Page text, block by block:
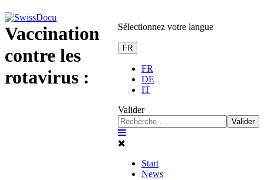
Sélectionnez votre langue
FR
FR
DE
IT
Valider
Valider
Start
News
Vaccination
contre les
rotavirus :